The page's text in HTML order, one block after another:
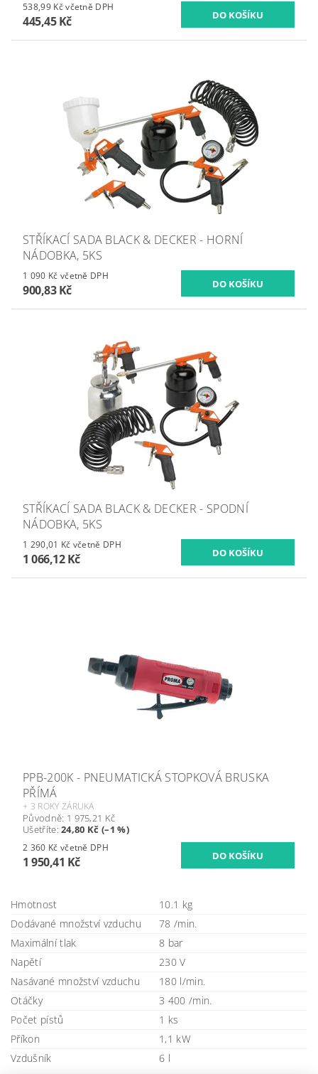
538,99 Kč včetně DPH
445,45 Kč
STŘÍKACÍ SADA BLACK & DECKER - HORNÍ
NÁDOBKA, 5KS
1 090 Kč včetně DPH
900,83 Kč
STŘÍKACÍ SADA BLACK & DECKER - SPODNÍ
NÁDOBKA, 5KS
1 290,01 Kč včetně DPH
1 066,12 Kč
PPB-200K - PNEUMATICKÁ STOPKOVÁ BRUSKA
PŘÍMÁ
+ 3 ROKY ZÁRUKA
Původně: 1 975,21 Kč
Ušetříte:24,80 Kč (–1 %)
2 360 Kč včetně DPH
1 950,41 Kč
Hmotnost
10.1 kg
Dodávané množství vzduchu
78 /min.
Maximální tlak
8 bar
Napětí
230 V
Nasávané množství vzduchu
180 l/min.
Otáčky
3 400 /min.
Počet pístů
1 ks
Příkon
1,1 kW
Vzdušník
6 l